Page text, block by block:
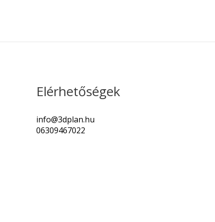
Elérhetőségek
info@3dplan.hu
06309467022